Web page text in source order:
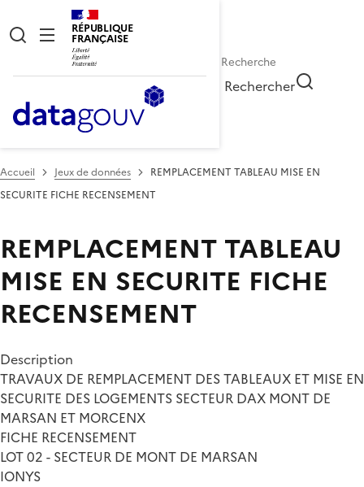
RÉPUBLIQUE
FRANÇAISE
Rechercher
Accueil Jeux de données
REMPLACEMENT TABLEAU MISE EN
SECURITE FICHE RECENSEMENT
REMPLACEMENT TABLEAU
MISE EN SECURITE FICHE
RECENSEMENT
Description
TRAVAUX DE REMPLACEMENT DES TABLEAUX ET MISE EN
SECURITE DES LOGEMENTS SECTEUR DAX MONT DE
MARSAN ET MORCENX
FICHE RECENSEMENT
LOT 02 - SECTEUR DE MONT DE MARSAN
IONYS